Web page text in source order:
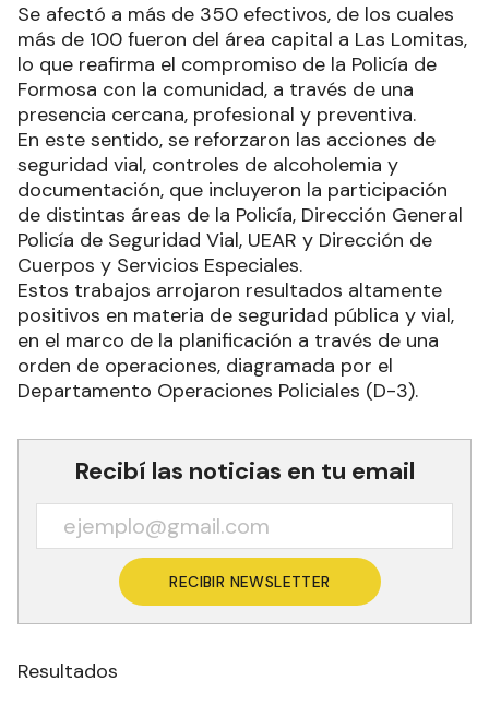
Se afectó a más de 350 efectivos, de los cuales
más de 100 fueron del área capital a Las Lomitas,
lo que reafirma el compromiso de la Policía de
Formosa con la comunidad, a través de una
presencia cercana, profesional y preventiva.
En este sentido, se reforzaron las acciones de
seguridad vial, controles de alcoholemia y
documentación, que incluyeron la participación
de distintas áreas de la Policía, Dirección General
Policía de Seguridad Vial, UEAR y Dirección de
Cuerpos y Servicios Especiales.
Estos trabajos arrojaron resultados altamente
positivos en materia de seguridad pública y vial,
en el marco de la planificación a través de una
orden de operaciones, diagramada por el
Departamento Operaciones Policiales (D-3).
Recibí las noticias en tu email
RECIBIR NEWSLETTER
Resultados